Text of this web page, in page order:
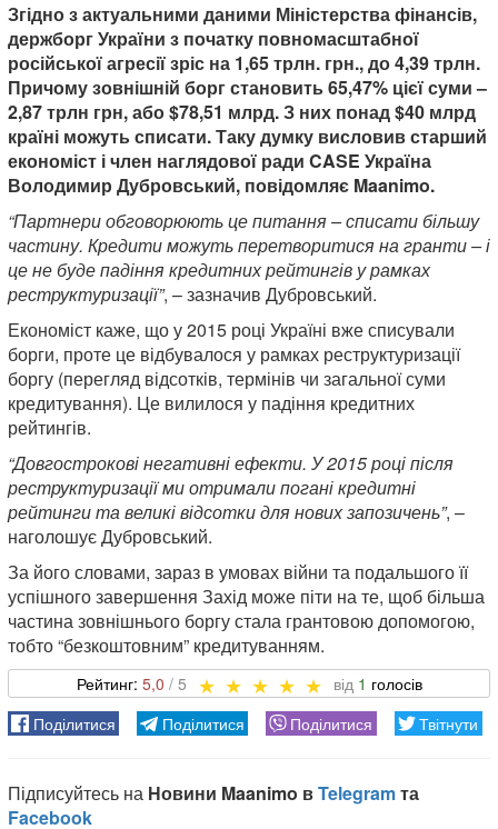
Згідно з актуальними даними Міністерства фінансів,
держборг України з початку повномасштабної
російської агресії зріс на 1,65 трлн. грн., до 4,39 трлн.
Причому зовнішній борг становить 65,47% цієї суми –
2,87 трлн грн, або $78,51 млрд. З них понад $40 млрд
країні можуть списати. Таку думку висловив старший
економіст і член наглядової ради CASE Україна
Володимир Дубровський, повідомляє Maanimo.
“Партнери обговорюють це питання – списати більшу
частину. Кредити можуть перетворитися на гранти – і
це не буде падіння кредитних рейтингів у рамках
реструктуризації”, – зазначив Дубровський.
Економіст каже, що у 2015 році Україні вже списували
борги, проте це відбувалося у рамках реструктуризації
боргу (перегляд відсотків, термінів чи загальної суми
кредитування). Це вилилося у падіння кредитних
рейтингів.
“Довгострокові негативні ефекти. У 2015 році після
реструктуризації ми отримали погані кредитні
рейтинги та великі відсотки для нових запозичень”, –
наголошує Дубровський.
За його словами, зараз в умовах війни та подальшого її
успішного завершення Захід може піти на те, щоб більша
частина зовнішнього боргу стала грантовою допомогою,
тобто “безкоштовним” кредитуванням.
5,0 1